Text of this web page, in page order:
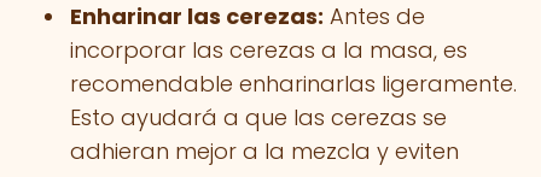
Enharinar las cerezas: Antes de
incorporar las cerezas a la masa, es
recomendable enharinarlas ligeramente.
Esto ayudará a que las cerezas se
adhieran mejor a la mezcla y eviten